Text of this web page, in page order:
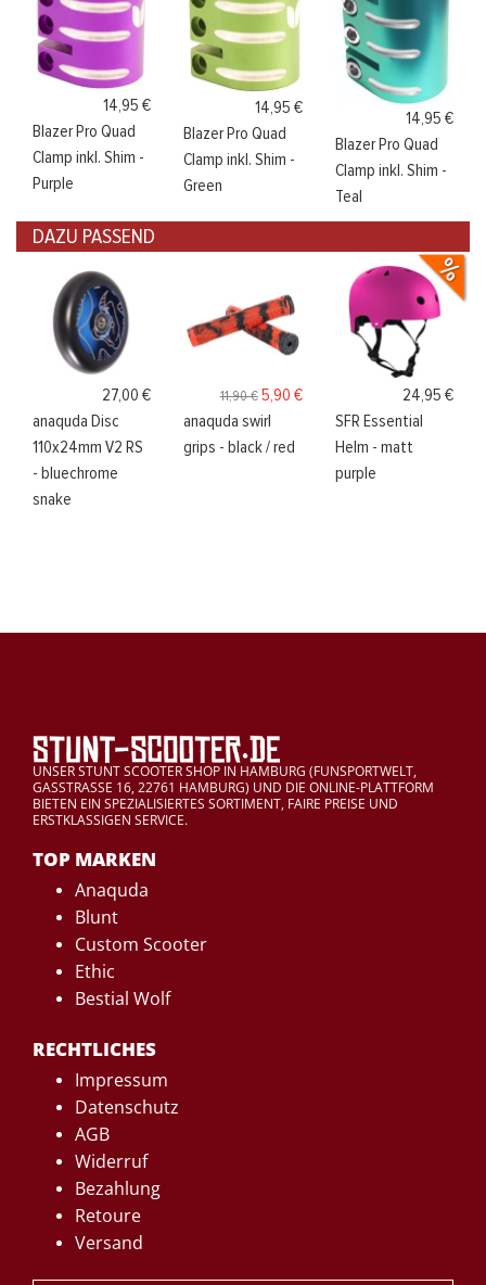
14,95 €
Blazer Pro Quad
Clamp inkl. Shim -
Purple
14,95 €
Blazer Pro Quad
Clamp inkl. Shim -
Green
14,95 €
Blazer Pro Quad
Clamp inkl. Shim -
Teal
DAZU PASSEND
27,00 €
anaquda Disc
110x24mm V2 RS
- bluechrome
snake
11,90 € 5,90 €
anaquda swirl
grips - black / red
24,95 €
SFR Essential
Helm - matt
purple
UNSER STUNT SCOOTER SHOP IN HAMBURG (FUNSPORTWELT,
GASSTRASSE 16, 22761 HAMBURG) UND DIE ONLINE-PLATTFORM
BIETEN EIN SPEZIALISIERTES SORTIMENT, FAIRE PREISE UND
ERSTKLASSIGEN SERVICE.
TOP MARKEN
Anaquda
Blunt
Custom Scooter
Ethic
Bestial Wolf
RECHTLICHES
Impressum
Datenschutz
AGB
Widerruf
Bezahlung
Retoure
Versand